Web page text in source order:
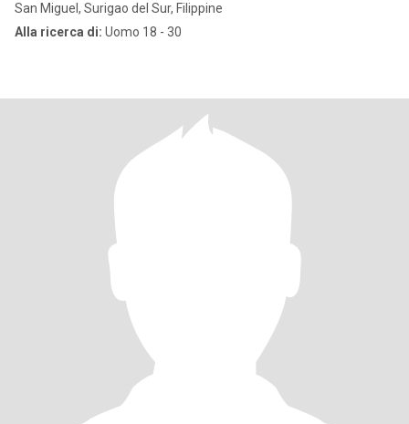
San Miguel, Surigao del Sur, Filippine
Alla ricerca di: Uomo 18 - 30